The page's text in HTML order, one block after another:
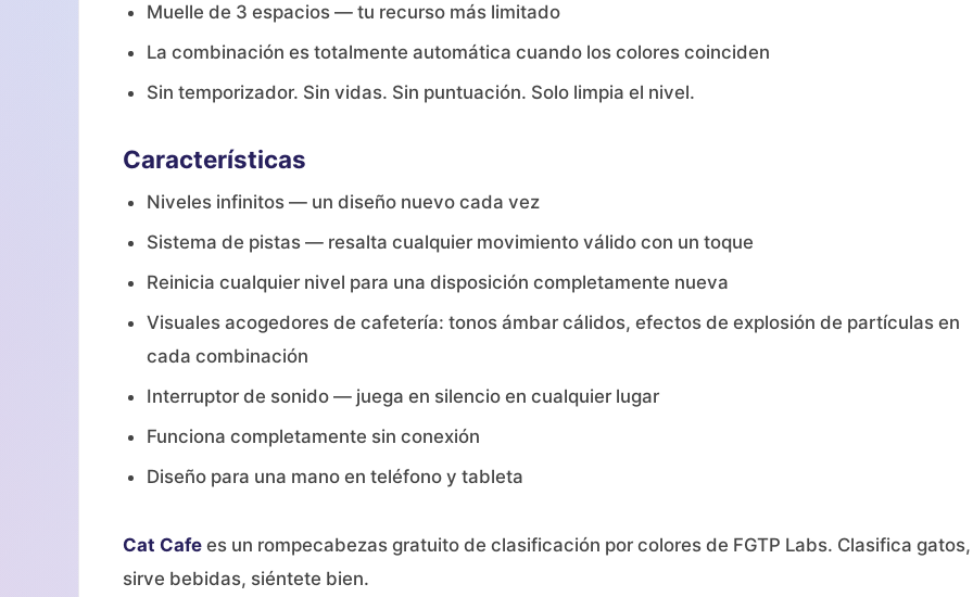
Muelle de 3 espacios — tu recurso más limitado
La combinación es totalmente automática cuando los colores coinciden
Sin temporizador. Sin vidas. Sin puntuación. Solo limpia el nivel.
Características
Niveles infinitos — un diseño nuevo cada vez
Sistema de pistas — resalta cualquier movimiento válido con un toque
Reinicia cualquier nivel para una disposición completamente nueva
Visuales acogedores de cafetería: tonos ámbar cálidos, efectos de explosión de partículas en
cada combinación
Interruptor de sonido — juega en silencio en cualquier lugar
Funciona completamente sin conexión
Diseño para una mano en teléfono y tableta
Cat Cafe es un rompecabezas gratuito de clasificación por colores de FGTP Labs. Clasifica gatos,
sirve bebidas, siéntete bien.